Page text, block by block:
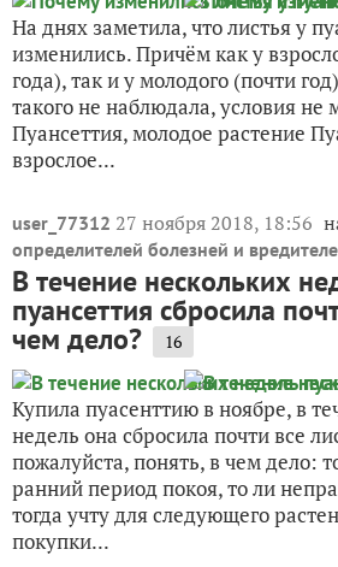
На днях заметила, что листья у
изменились. Причём как у
года), так и у молодого (почти
такого не наблюдала, условия не
Пуансеттия, молодое растение
взрослое...
user_77312 27 ноября 2018, 18:56
определителей болезней и
В течение нескольких
пуансеттия сбросила
чем дело? 16
Купила пуасенттию в ноябре, в
недель она сбросила почти все
пожалуйста, понять, в чем дело:
ранний период покоя, то ли
тогда учту для следующего
покупки...